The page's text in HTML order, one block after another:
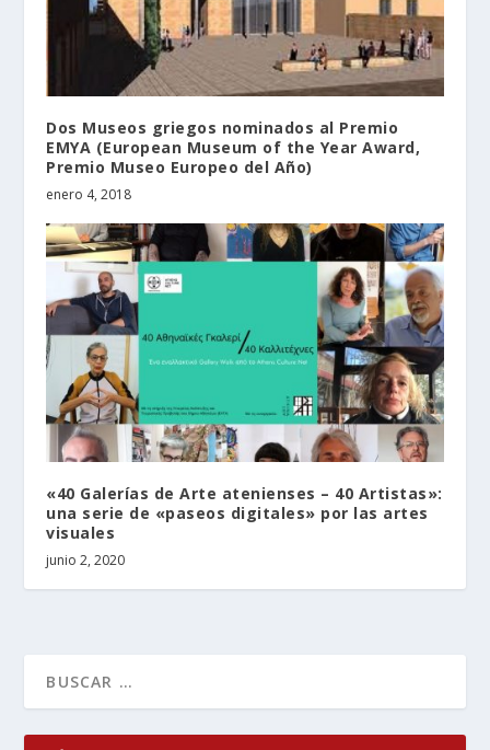
Dos Museos griegos nominados al Premio
EMYA (European Museum of the Year Award,
Premio Museo Europeo del Año)
enero 4, 2018
«40 Galerías de Arte atenienses – 40 Artistas»:
una serie de «paseos digitales» por las artes
visuales
junio 2, 2020